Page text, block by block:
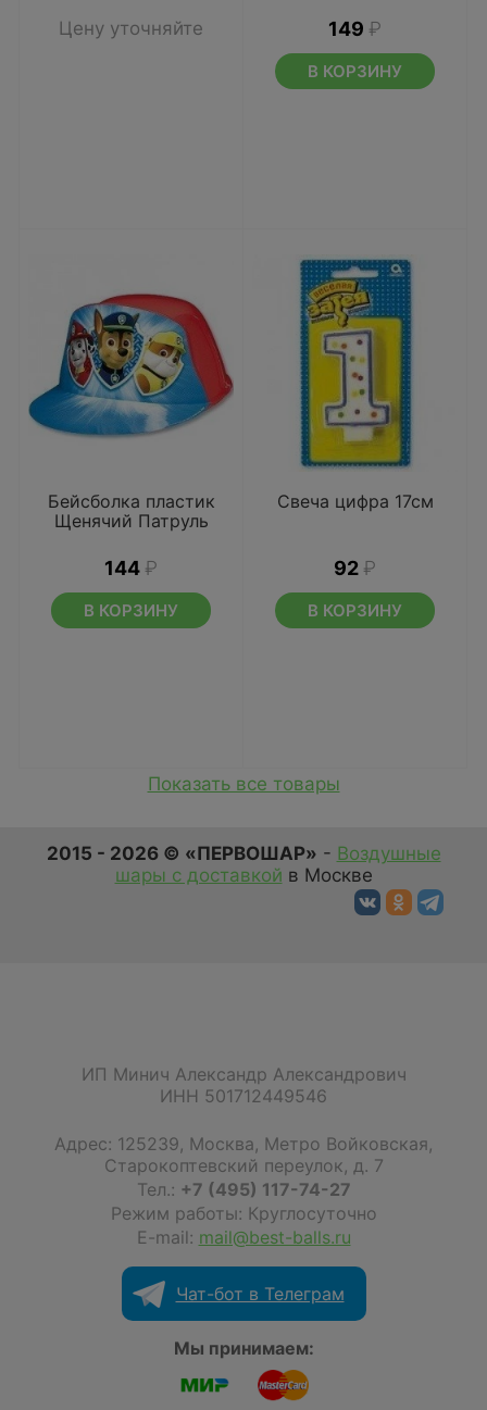
Цену уточняйте 149 ₽
В КОРЗИНУ
Бейсболка пластик
Щенячий Патруль
144 ₽
В КОРЗИНУ
Свеча цифра 17см
92 ₽
В КОРЗИНУ
Показать все товары
2015 - 2026 © «ПЕРВОШАР» - Воздушные
шары с доставкой в Москве
ИП Минич Александр Александрович
ИНН 501712449546
Адрес: 125239, Москва, Метро Войковская,
Старокоптевский переулок, д. 7
Тел.: +7 (495) 117-74-27
Режим работы: Круглосуточно
E-mail: mail@best-balls.ru
Чат-бот в Телеграм
Мы принимаем: